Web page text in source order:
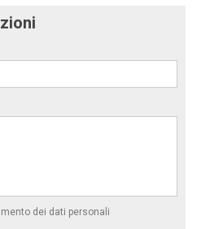
dei dati personali